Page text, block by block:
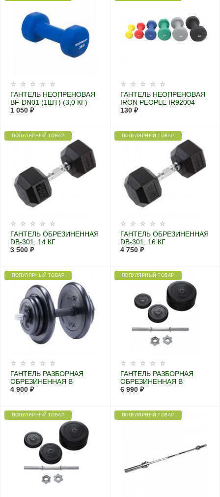
ГАНТЕЛЬ НЕОПРЕНОВАЯ
BF-DN01 (1ШТ) (3,0 КГ)
1 050 ₽
ГАНТЕЛЬ НЕОПРЕНОВАЯ
IRON PEOPLE IR92004
130 ₽
ПОПУЛЯРНЫЙ ТОВАР
ГАНТЕЛЬ ОБРЕЗИНЕННАЯ
DB-301, 14 КГ
3 500 ₽
ПОПУЛЯРНЫЙ ТОВАР
ГАНТЕЛЬ ОБРЕЗИНЕННАЯ
DB-301, 16 КГ
4 750 ₽
ПОПУЛЯРНЫЙ ТОВАР
ГАНТЕЛЬ РАЗБОРНАЯ
ОБРЕЗИНЕННАЯ В
КОРОБКЕ DB-712
4 900 ₽
ПОПУЛЯРНЫЙ ТОВАР
ГАНТЕЛЬ РАЗБОРНАЯ
ОБРЕЗИНЕННАЯ В
КОРОБКЕ STARFIT DB-716
6 990 ₽
ПОПУЛЯРНЫЙ ТОВАР ПОПУЛЯРНЫЙ ТОВАР